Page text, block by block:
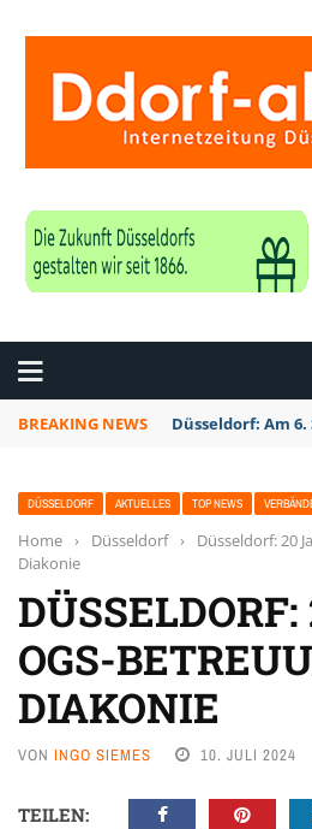
BREAKING NEWS Düsseldorf: Am
DÜSSELDORF AKTUELLES TOP NEWS
Home › Düsseldorf ›
Düsseldorf: 20
Diakonie
OGS-
DIAKONIE
VON INGO SIEMES 10. JULI 2024
TEILEN: